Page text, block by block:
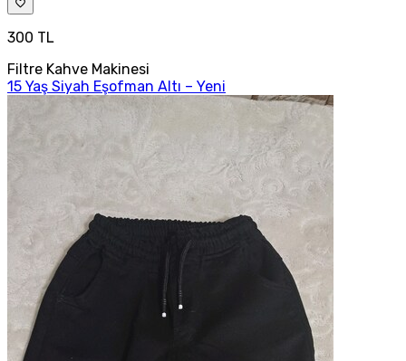
300 TL
Filtre Kahve Makinesi
15 Yaş Siyah Eşofman Altı – Yeni